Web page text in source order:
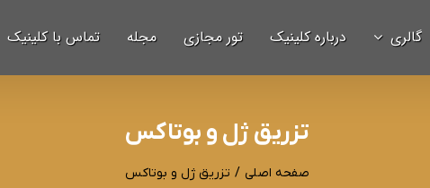
گالری درباره کلینیک تور مجازی مجله تماس با کلینیک
تزریق ژل و بوتاکس
صفحه اصلی / تزریق ژل و بوتاکس